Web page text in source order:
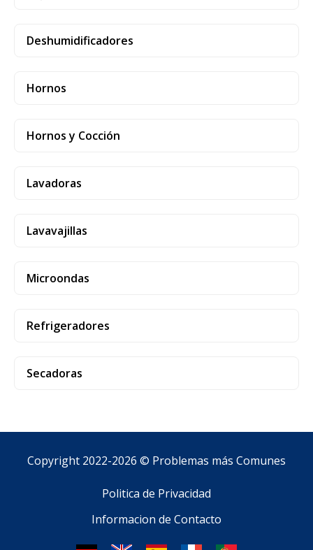
Deshumidificadores
Hornos
Hornos y Cocción
Lavadoras
Lavavajillas
Microondas
Refrigeradores
Secadoras
Copyright 2022-2026 © Problemas más Comunes
Politica de Privacidad
Informacion de Contacto